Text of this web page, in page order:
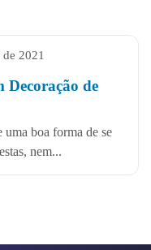
de 2021
de
uma boa forma de se
nem...